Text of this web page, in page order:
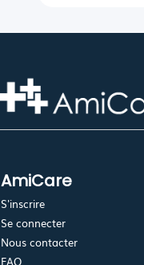
AmiCare
S'inscrire
Se connecter
Nous contacter
FAQ